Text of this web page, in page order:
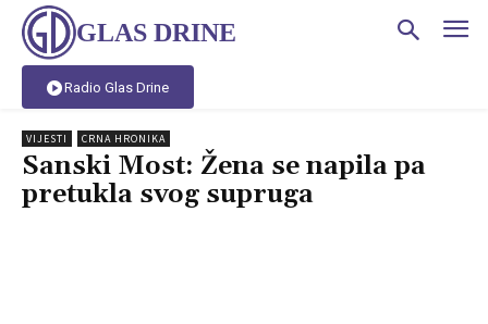
GLAS DRINE
Radio Glas Drine
VIJESTI CRNA HRONIKA
Sanski Most: Žena se napila pa
pretukla svog supruga